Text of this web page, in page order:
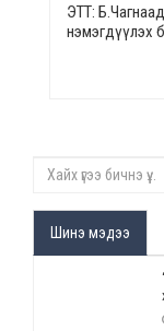
ЭТТ:
нэмэгдүүлэх
Шинэ мэдээ